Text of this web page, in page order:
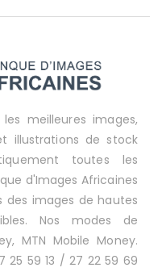
meilleures images,
illustrations de stock
toutes les
d'Images Africaines
des images de hautes
Nos modes de
MTN Mobile Money.
25 59 13 / 27 22 59 69